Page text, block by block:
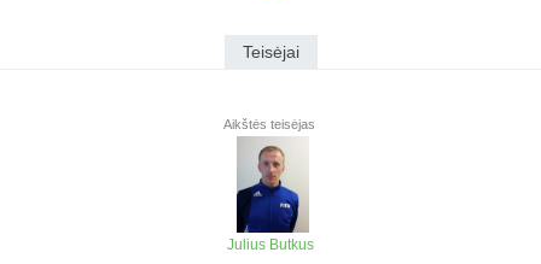
Teisėjai
Aikštės teisėjas
Julius Butkus